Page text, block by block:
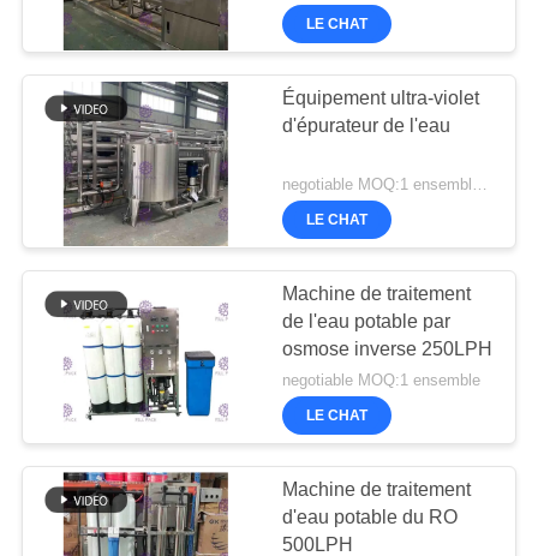
LE CHAT
Équipement ultra-violet
d'épurateur de l'eau
negotiable MOQ:1 ensemble/PCs
LE CHAT
Machine de traitement
de l'eau potable par
osmose inverse 250LPH
negotiable MOQ:1 ensemble
LE CHAT
Machine de traitement
d'eau potable du RO
500LPH